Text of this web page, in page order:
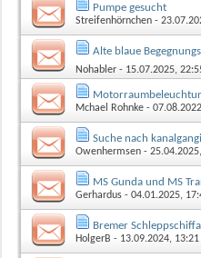
Pumpe gesucht
Streifenhörnchen -
Alte blaue
Nohabler - 15.07.2025,
Mchael Rohnke -
Suche nach
Owenhermsen -
MS Gunda und MS
Gerhardus - 04.01.2025,
Bremer
HolgerB - 13.09.2024,